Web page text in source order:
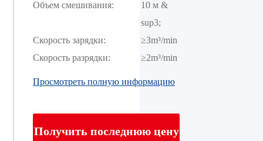
Объем смешивания:
10 м &
sup3;
Скорость зарядки:
≥3m³/min
Скорость разрядки:
≥2m³/min
Просмотреть полную информацию
Получить последнюю цену